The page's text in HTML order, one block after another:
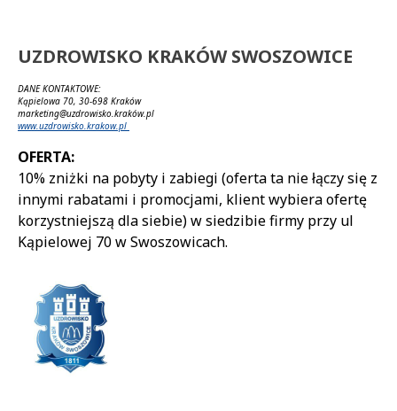
UZDROWISKO KRAKÓW SWOSZOWICE
DANE KONTAKTOWE:
Kąpielowa 70, 30-698 Kraków
marketing@uzdrowisko.kraków.pl
www.uzdrowisko.krakow.pl
OFERTA:
10% zniżki na pobyty i zabiegi (oferta ta nie łączy się z
innymi rabatami i promocjami, klient wybiera ofertę
korzystniejszą dla siebie) w siedzibie firmy przy ul
Kąpielowej 70 w Swoszowicach.